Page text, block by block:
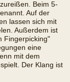
Beim 5-
Auf der
lassen sich mit
Außerdem ist
Fingerpicking"
eine
mit dem
Der Klang ist